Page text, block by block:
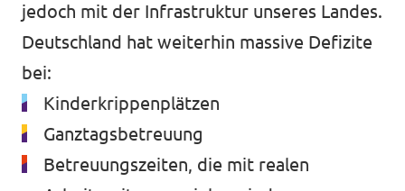
jedoch mit der Infrastruktur unseres Landes.
Deutschland hat weiterhin massive Defizite
bei:
Kinderkrippenplätzen
Ganztagsbetreuung
Betreuungszeiten, die mit realen